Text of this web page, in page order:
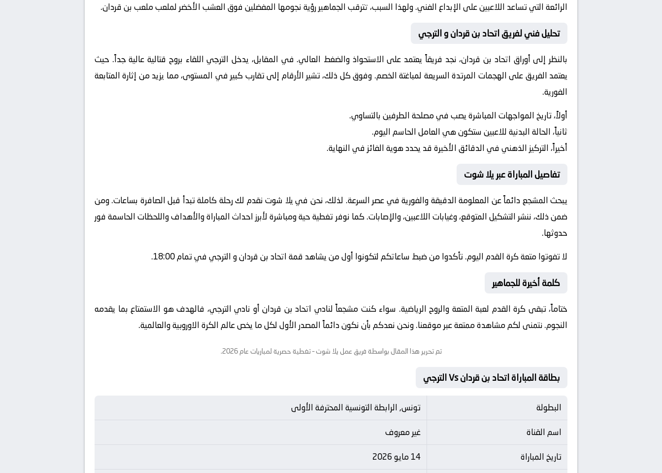
الرائعة التي تساعد اللاعبين على الإبداع الفني. ولهذا السبب، تترقب الجماهير رؤية نجومها المفضلين فوق العشب الأخضر لملعب ملعب بن قردان.
تحليل فني لفريق اتحاد بن قردان و الترجي
بالنظر إلى أوراق اتحاد بن قردان، نجد فريقاً يعتمد على الاستحواذ والضغط العالي. في المقابل، يدخل الترجياللقاء بروح قتالية عالية جداً. حيث
يعتمد الفريق على الهجمات المرتدة السريعة لمباغتة الخصم. وفوق كل ذلك، تشير الأرقام إلى تقارب كبير في المستوى، مما يزيد من إثارة المتابعة
الفورية.
أولاً، تاريخ المواجهات المباشرة يصب في مصلحة الطرفين بالتساوي.
ثانياً، الحالة البدنية للاعبين ستكون هي العامل الحاسم اليوم.
أخيراً، التركيز الذهني في الدقائق الأخيرة قد يحدد هوية الفائز في النهاية.
تفاصيل المباراة عبر يلا شوت
يبحث المشجع دائماً عن المعلومة الدقيقة والفورية في عصر السرعة. لذلك، نحن في يلا شوت نقدم لك رحلة كاملة تبدأ قبل الصافرة بساعات. ومن
ضمن ذلك، ننشر التشكيل المتوقع، وغيابات اللاعبين، والإصابات. كما نوفر تغطية حية ومباشرة لأبرز احداث المباراة والأهداف واللحظات الحاسمة فور
حدوثها.
لا تفوتوا متعة كرة القدم اليوم. تأكدوا من ضبط ساعاتكم لتكونوا أول من يشاهد قمة اتحاد بن قردان و الترجي في تمام 18:00.
كلمة أخيرة للجماهير
ختاماً، تبقى كرة القدم لعبة المتعة والروح الرياضية. سواء كنت مشجعاً لنادي اتحاد بن قردان أو نادي الترجي، فالهدف هو الاستمتاع بما يقدمه
النجوم. نتمنى لكم مشاهدة ممتعة عبر موقعنا. ونحن نعدكم بأن نكون دائماً المصدر الأول لكل ما يخص عالم الكرة الاوروبية والعالمية.
تم تحرير هذا المقال بواسطة فريق عمل يلا شوت– تغطية حصرية لمباريات عام 2026.
بطاقة المباراة اتحاد بن قردان Vs الترجي
البطولة
تونس, الرابطة التونسية المحترفة الأولى
اسم القناة
غير معروف
تاريخ المباراة
14 مايو 2026